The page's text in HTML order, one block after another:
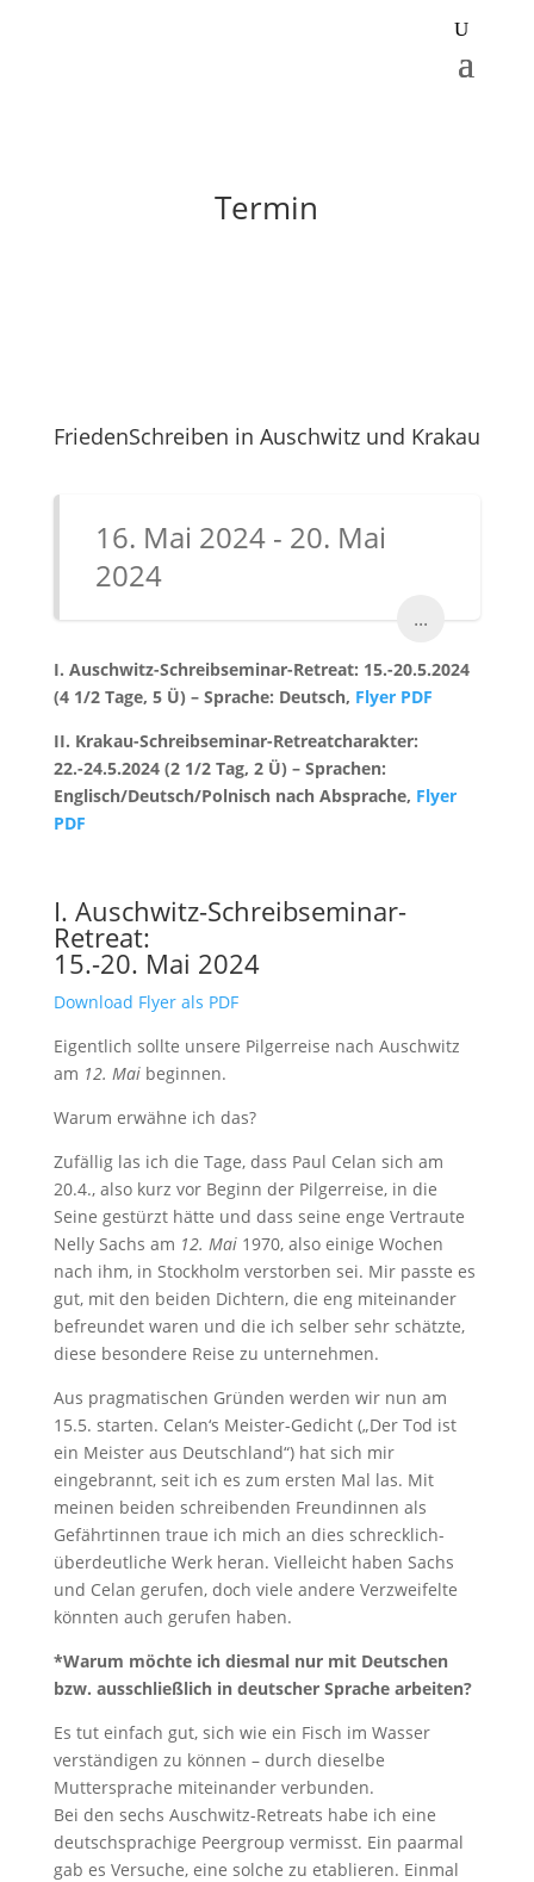
Termin
FriedenSchreiben in Auschwitz und Krakau
16. Mai 2024 - 20. Mai
2024
...
I. Auschwitz-Schreibseminar-Retreat: 15.-20.5.2024
(4 1/2 Tage, 5 Ü) – Sprache: Deutsch, Flyer PDF
II. Krakau-Schreibseminar-Retreatcharakter:
22.-24.5.2024 (2 1/2 Tag, 2 Ü) – Sprachen:
Englisch/Deutsch/Polnisch nach Absprache, Flyer
PDF
I. Auschwitz-Schreibseminar-
Retreat:
15.-20. Mai 2024
Download Flyer als PDF
Eigentlich sollte unsere Pilgerreise nach Auschwitz
am 12. Maibeginnen.
Warum erwähne ich das?
Zufällig las ich die Tage, dass Paul Celan sich am
20.4., also kurz vor Beginn der Pilgerreise, in die
Seine gestürzt hätte und dass seine enge Vertraute
Nelly Sachs am 12. Mai1970, also einige Wochen
nach ihm, in Stockholm verstorben sei. Mir passte es
gut, mit den beiden Dichtern, die eng miteinander
befreundet waren und die ich selber sehr schätzte,
diese besondere Reise zu unternehmen.
Aus pragmatischen Gründen werden wir nun am
15.5. starten. Celan‘s Meister-Gedicht („Der Tod ist
ein Meister aus Deutschland“) hat sich mir
eingebrannt, seit ich es zum ersten Mal las. Mit
meinen beiden schreibenden Freundinnen als
Gefährtinnen traue ich mich an dies schrecklich-
überdeutliche Werk heran. Vielleicht haben Sachs
und Celan gerufen, doch viele andere Verzweifelte
könnten auch gerufen haben.
*Warum möchte ich diesmal nur mit Deutschen
bzw. ausschließlich in deutscher Sprache arbeiten?
Es tut einfach gut, sich wie ein Fisch im Wasser
verständigen zu können – durch dieselbe
Muttersprache miteinander verbunden.
Bei den sechs Auschwitz-Retreats habe ich eine
deutschsprachige Peergroup vermisst. Ein paarmal
gab es Versuche, eine solche zu etablieren. Einmal